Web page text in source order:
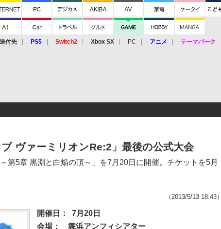
付先 PS5 Switch2 Xbox SX PC アニメ テーマパーク
ヴァーミリオンRe:2」最後の公式大会
第5章 黒淵と白焔の頂～」を7月20日に開催。チケットを5月
（2013/5/13 18:43）
開催日：
7月20日
会場：
舞浜アンフィシアター